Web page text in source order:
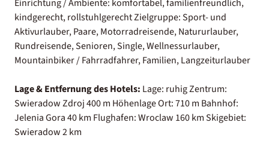
Einrichtung / Ambiente: komfortabel, familienfreundlich,
kindgerecht, rollstuhlgerecht Zielgruppe: Sport- und
Aktivurlauber, Paare, Motorradreisende, Natururlauber,
Rundreisende, Senioren, Single, Wellnessurlauber,
Mountainbiker / Fahrradfahrer, Familien, Langzeiturlauber
Lage & Entfernung des Hotels: Lage: ruhig Zentrum:
Swieradow Zdroj 400 m Höhenlage Ort: 710 m Bahnhof:
Jelenia Gora 40 km Flughafen: Wroclaw 160 km Skigebiet:
Swieradow 2 km